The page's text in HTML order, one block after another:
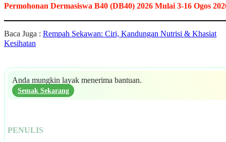
Permohonan Dermasiswa B40 (DB40) 2026 Mulai 3-16 Ogos
Baca Juga : Rempah Sekawan: Ciri, Kandungan Nutrisi & Khasiat
Kesihatan
Anda mungkin layak menerima bantuan.
Semak Sekarang
PENULIS